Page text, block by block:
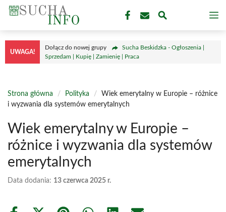
Przejdź
treści
UWAGA!
Dołącz do nowej grupy
Sucha Beskidzka - Ogłoszenia |
Sprzedam | Kupię | Zamienię | Praca
Strona główna / Polityka /
Wiek emerytalny w Europie – różnice
i wyzwania dla systemów emerytalnych
Wiek emerytalny w Europie –
różnice i wyzwania dla systemów
emerytalnych
Data dodania: 13 czerwca 2025 r.